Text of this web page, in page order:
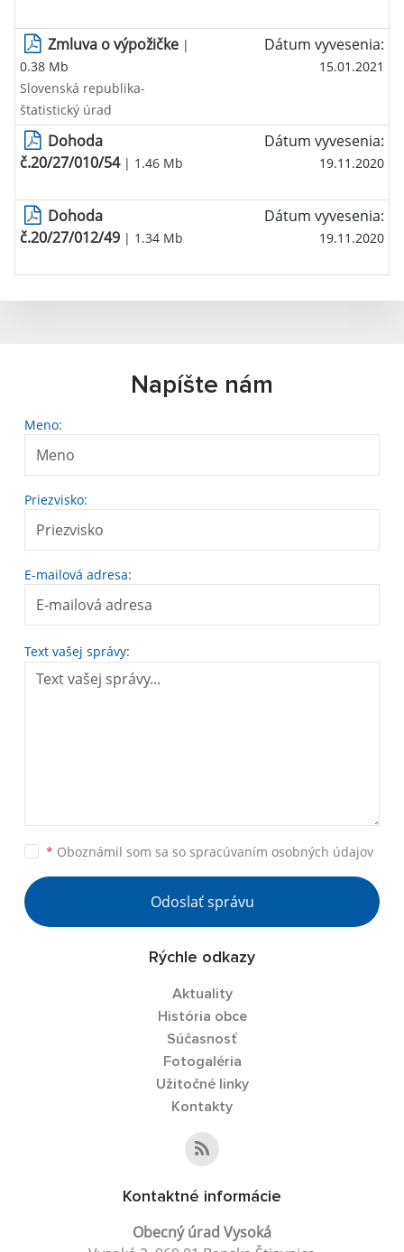
Zmluva o výpožičke |
0.38 Mb
Dátum vyvesenia:
15.01.2021
Slovenská republika-
štatistický úrad
Dohoda
č.20/27/010/54| 1.46 Mb
Dátum vyvesenia:
19.11.2020
Dohoda
č.20/27/012/49 | 1.34 Mb
Dátum vyvesenia:
19.11.2020
Napíšte nám
Meno:
Priezvisko:
E-mailová adresa:
Text vašej správy:
* Oboznámil som sa so spracúvaním osobných údajov
Odoslať správu
Rýchle odkazy
Aktuality
História obce
Súčasnosť
Fotogaléria
Užitočné linky
Kontakty
Kontaktné informácie
Obecný úrad Vysoká